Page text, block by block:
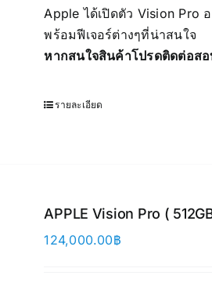
Apple ได้เปิดตัว Vision Pro
พร้อมฟีเจอร์ต่างๆที่น่าสนใจ
หากสนใจสินค้าโปรดติดต่อสอ
รายละเอียด
APPLE Vision Pro (
124,000.00฿